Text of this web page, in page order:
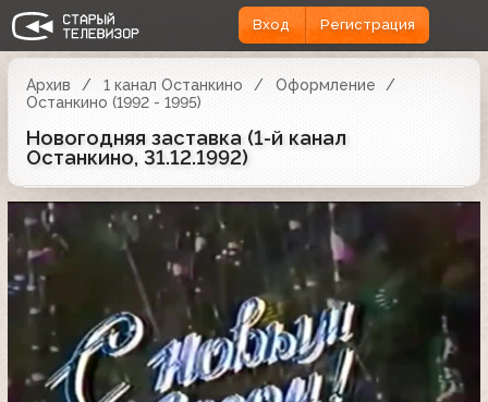
Вход Регистрация
Архив 1 канал Останкино
Оформление
Останкино (1992 - 1995)
Новогодняя заставка (1-й канал
Останкино, 31.12.1992)